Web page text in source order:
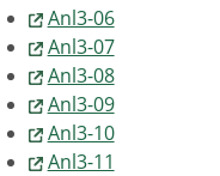
Anl3-06
Anl3-07
Anl3-08
Anl3-09
Anl3-10
Anl3-11